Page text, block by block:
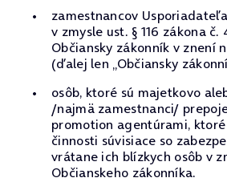
zamestnancov
v zmysle ust. § 116 zákona
Občiansky zákonník v znení
(ďalej len „Občiansky
osôb, ktoré sú majetkovo
/najmä zamestnanci/
promotion agentúrami,
činnosti súvisiace so
vrátane ich blízkych osôb v
Občianskeho zákonníka.